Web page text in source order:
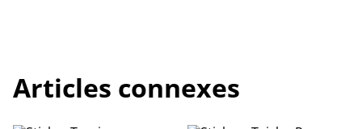
Articles connexes